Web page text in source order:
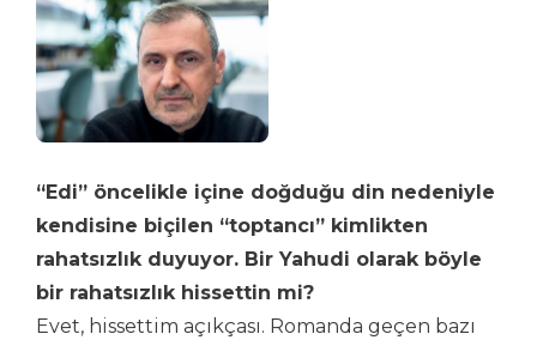
“Edi” öncelikle içine doğduğu din nedeniyle
kendisine biçilen “toptancı” kimlikten
rahatsızlık duyuyor. Bir Yahudi olarak böyle
bir rahatsızlık hissettin mi?
Evet, hissettim açıkçası. Romanda geçen bazı